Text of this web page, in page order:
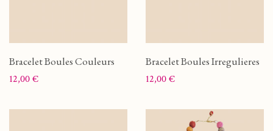
Bracelet Boules Couleurs
Prix
12,00 €
Bracelet Boules Irregulieres
Prix
12,00 €